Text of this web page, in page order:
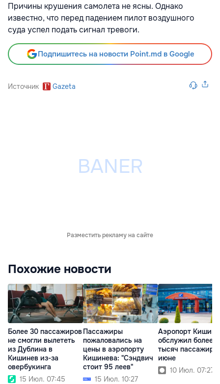
Причины крушения самолета не ясны. Однако
известно, что перед падением пилот воздушного
суда успел подать сигнал тревоги.
Подпишитесь на новости Point.md в Google
Источник Gazeta
Разместить рекламу на сайте
Похожие новости
Более 30 пассажиров
не смогли вылететь
из Дублина в
Кишинев из-за
овербукинга
15 Июл. 07:45
Пассажиры
пожаловались на
цены в аэропорту
Кишинева: "Сэндвич
стоит 95 леев"
15 Июл. 10:27
Аэропорт
обслужил более
тысяч
июне
10 Июл. 07:27